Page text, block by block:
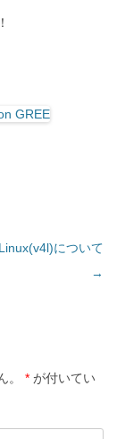
について
→
。 * が付いてい